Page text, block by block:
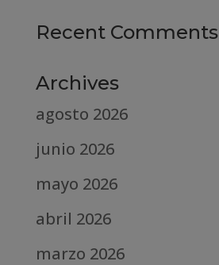
Recent Comments
Archives
agosto 2026
junio 2026
mayo 2026
abril 2026
marzo 2026